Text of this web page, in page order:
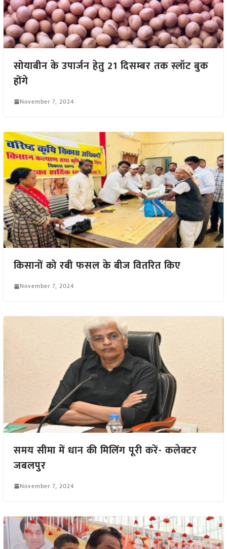
सोयाबीन के उपार्जन हेतु 21 दिसम्बर तक स्लॉट बुक
होंगे
November 7, 2024
किसानों को रबी फसल के बीज वितरित किए
November 7, 2024
समय सीमा में धान की मिलिंग पूरी करें- कलेक्टर
जबलपुर
November 7, 2024